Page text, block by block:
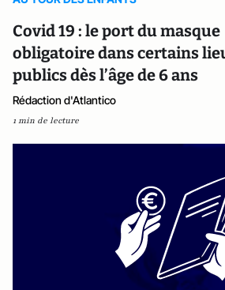
Covid 19 : le port du masque
obligatoire dans certains
publics dès l’âge de 6 ans
Rédaction d'Atlantico
1 min de lecture